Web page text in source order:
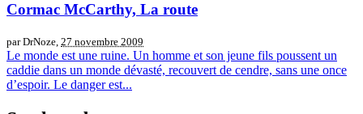
Cormac McCarthy, La route
par DrNoze, 27 novembre 2009
Le monde est une ruine. Un homme et son jeune fils poussent un
caddie dans un monde dévasté, recouvert de cendre, sans une once
d’espoir. Le danger est...